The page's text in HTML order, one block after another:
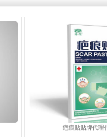
疤痕贴贴牌代理